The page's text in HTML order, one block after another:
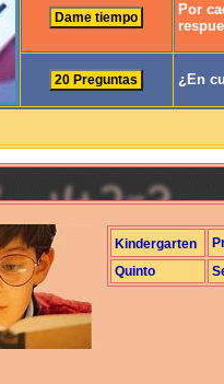
Por
¿En
Kindergarten
Quinto